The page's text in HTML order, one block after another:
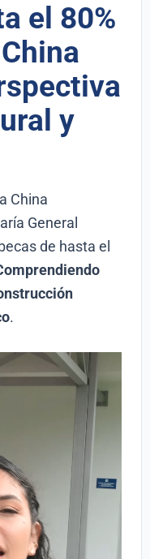
el 80%
y
China
General
de hasta el
.